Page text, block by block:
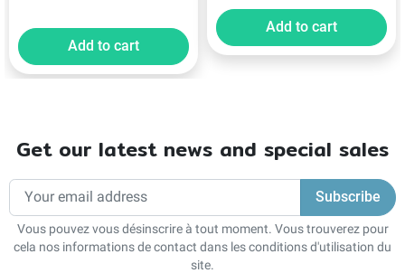
Add to cart
Add to cart
Get our latest news and special sales
Vous pouvez vous désinscrire à tout moment. Vous trouverez pour
cela nos informations de contact dans les conditions d'utilisation du
site.